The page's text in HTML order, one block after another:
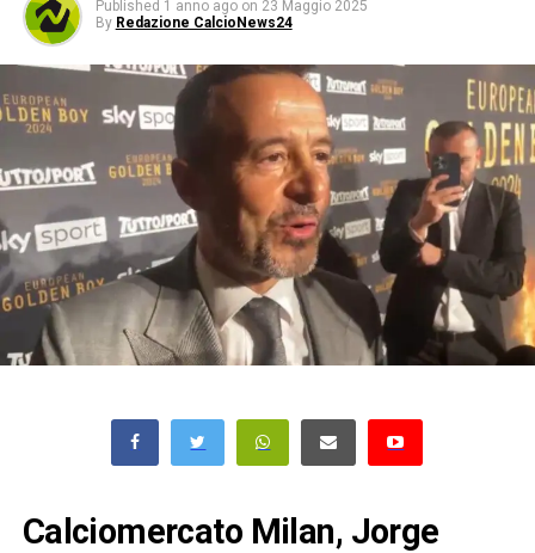
Published 1 anno ago on 23 Maggio 2025
By Redazione CalcioNews24
Calciomercato Milan, Jorge